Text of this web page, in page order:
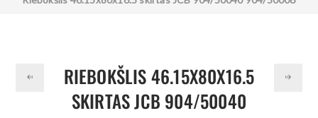
RIEBOKŠLIS 46.15X80X16.5
SKIRTAS JCB 904/50040